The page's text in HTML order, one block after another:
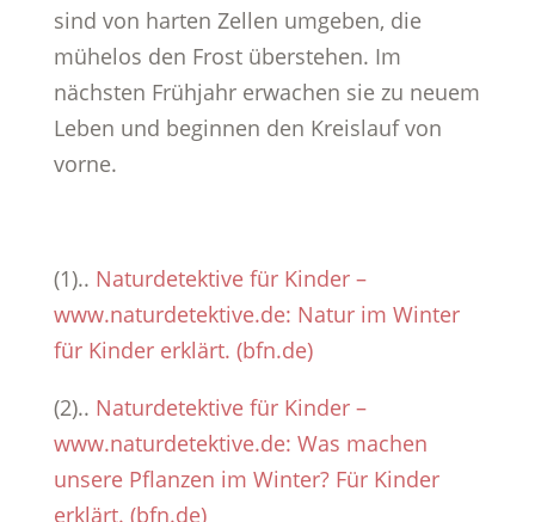
sind von harten Zellen umgeben, die
mühelos den Frost überstehen. Im
nächsten Frühjahr erwachen sie zu neuem
Leben und beginnen den Kreislauf von
vorne.
(1).. Naturdetektive für Kinder –
www.naturdetektive.de: Natur im Winter
für Kinder erklärt. (bfn.de)
(2).. Naturdetektive für Kinder –
www.naturdetektive.de: Was machen
unsere Pflanzen im Winter? Für Kinder
erklärt. (bfn.de)